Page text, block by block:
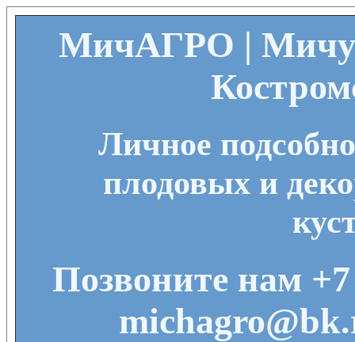
МичАГРО |
Личное
плодовых и
Позвоните нам